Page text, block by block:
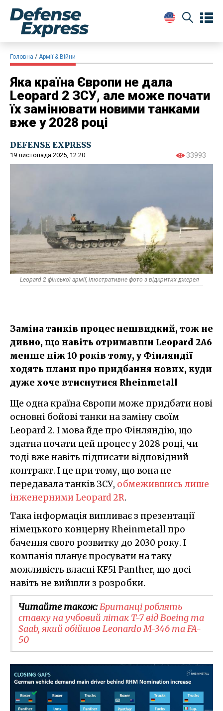
Головна Армії & Війни
Яка країна Європи не дала
Leopard 2 ЗСУ, але може почати
їх замінювати новими танками
вже у 2028 році
DEFENSE EXPRESS
19 листопада 2025, 12:20 33993
Leopard 2 фінської армії, ілюстративне фото з відкритих джерел
Заміна танків процес нешвидкий, тож не
дивно, що навіть отримавши Leopard 2A6
менше ніж 10 років тому, у Фінляндії
ходять плани про придбання нових, куди
дуже хоче втиснутися Rheinmetall
Ще одна країна Європи може придбати нові
основні бойові танки на заміну своїм
Leopard 2. І мова йде про Фінляндію, що
здатна почати цей процес у 2028 році, чи
тоді вже навіть підписати відповідний
контракт. І це при тому, що вона не
передавала танків ЗСУ, обмежившись лише
інженерними Leopard 2R.
Така інформація випливає з презентації
німецького концерну Rheinmetall про
бачення свого розвитку до 2030 року. І
компанія планує просувати на таку
можливість власні KF51 Panther, що досі
навіть не вийшли з розробки.
Читайте також:Британці роблять
ставку на учбовий літак T-7 від Boeing та
Saab, який обійшов Leonardo M-346 та FA-
50